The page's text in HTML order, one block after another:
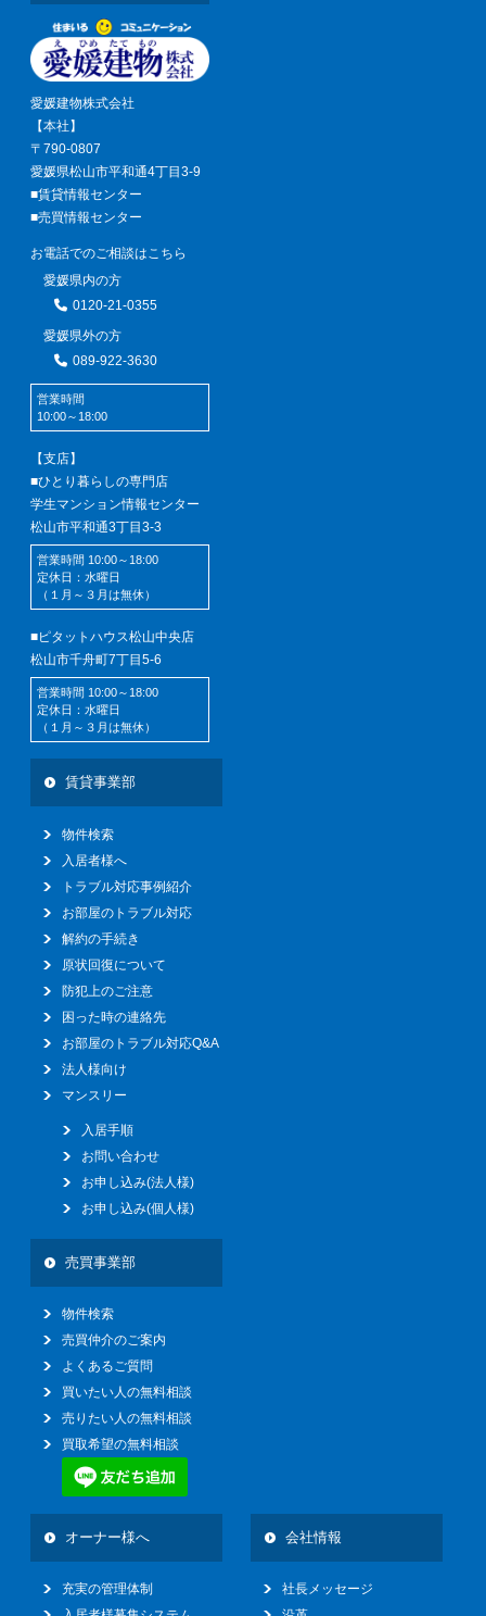
愛媛建物株式会社
【本社】
〒790-0807
愛媛県松山市平和通4丁目3-9
■賃貸情報センター
■売買情報センター
お電話でのご相談はこちら
愛媛県内の方
0120-21-0355
愛媛県外の方
089-922-3630
営業時間
10:00～18:00
【支店】
■ひとり暮らしの専門店
学生マンション情報センター
松山市平和通3丁目3-3
営業時間 10:00～18:00
定休日：水曜日
（１月～３月は無休）
■ピタットハウス松山中央店
松山市千舟町7丁目5-6
営業時間 10:00～18:00
定休日：水曜日
（１月～３月は無休）
賃貸事業部
物件検索
入居者様へ
トラブル対応事例紹介
お部屋のトラブル対応
解約の手続き
原状回復について
防犯上のご注意
困った時の連絡先
お部屋のトラブル対応Q&A
法人様向け
マンスリー
入居手順
お問い合わせ
お申し込み(法人様)
お申し込み(個人様)
売買事業部
物件検索
売買仲介のご案内
よくあるご質問
買いたい人の無料相談
売りたい人の無料相談
買取希望の無料相談
オーナー様へ
充実の管理体制
会社情報
社長メッセージ